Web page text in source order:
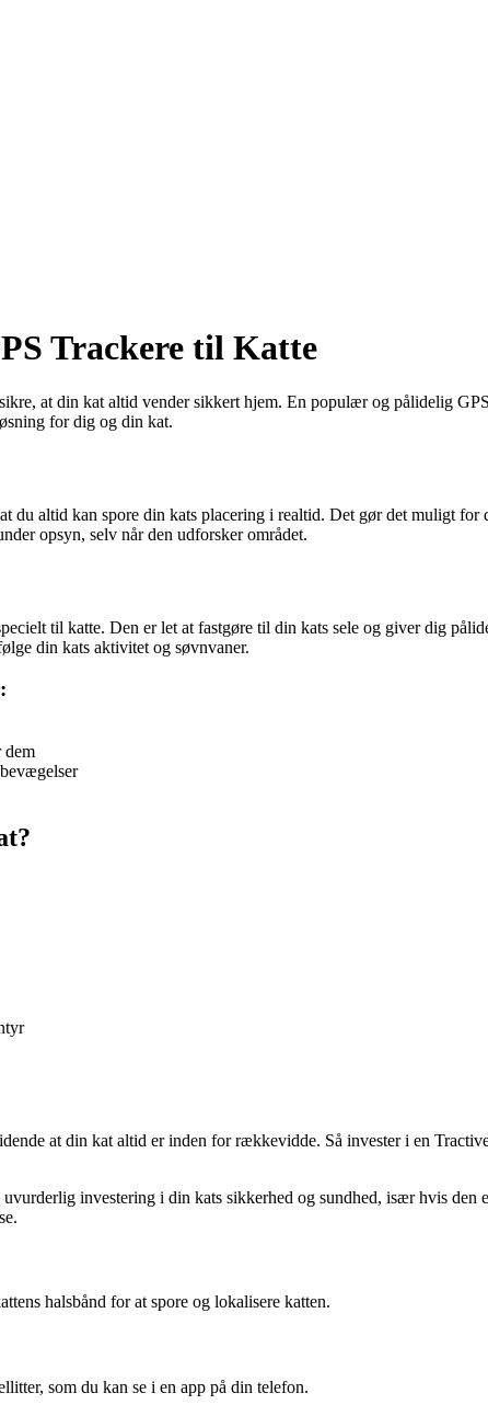
Trackere til Katte
at din kat altid vender sikkert hjem. En populær og pålidelig
for dig og din kat.
du altid kan spore din kats placering i realtid. Det gør det muligt
opsyn, selv når den udforsker området.
til katte. Den er let at fastgøre til din kats sele og giver dig
din kats aktivitet og søvnvaner.
dem
at din kat altid er inden for rækkevidde. Så invester i en
investering i din kats sikkerhed og sundhed, især hvis
halsbånd for at spore og lokalisere katten.
som du kan se i en app på din telefon.